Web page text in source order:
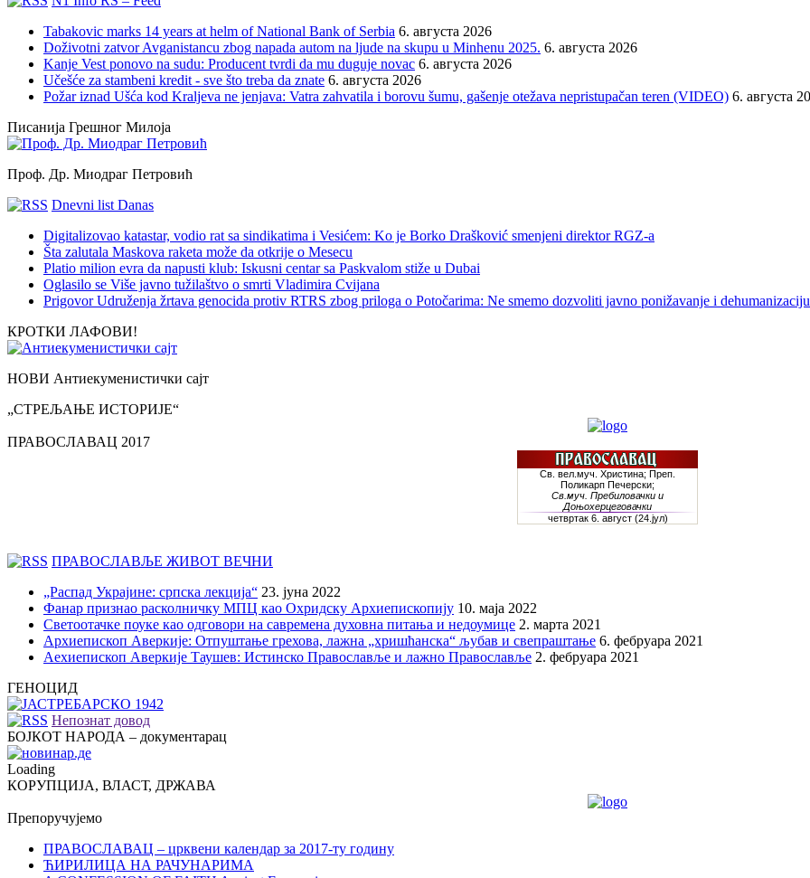
Tabakovic marks 14 years at helm of National Bank of Serbia 6. августа 2026
Doživotni zatvor Avganistancu zbog napada autom na ljude na skupu u Minhenu 2025. 6. августа 2026
Kanje Vest ponovo na sudu: Producent tvrdi da mu duguje novac 6. августа 2026
Učešće za stambeni kredit - sve što treba da znate 6. августа 2026
Požar iznad Ušća kod Kraljeva ne jenjava: Vatra zahvatila i borovu šumu, gašenje otežava nepristupačan teren (VIDEO) 6. августа
Писанија Грешног Милоја
Проф. Др. Миодраг Петровић
Dnevni list Danas
Digitalizovao katastar, vodio rat sa sindikatima i Vesićem: Ko je Borko Drašković smenjeni direktor RGZ-a
Šta zalutala Maskova raketa može da otkrije o Mesecu
Platio milion evra da napusti klub: Iskusni centar sa Paskvalom stiže u Dubai
Oglasilo se Više javno tužilaštvo o smrti Vladimira Cvijana
Prigovor Udruženja žrtava genocida protiv RTRS zbog priloga o Potočarima: Ne smemo dozvoliti javno ponižavanje i
КРОТКИ ЛАФОВИ!
НОВИ Антиекуменистички сајт
„СТРЕЉАЊЕ ИСТОРИЈЕ“
ПРАВОСЛАВАЦ 2017
ПРАВОСЛАВЉЕ ЖИВОТ ВЕЧНИ
„Распад Украјине: српска лекција“ 23. јуна 2022
Фанар признао расколничку МПЦ као Охридску Архиепископију 10. маја 2022
Светоотачке поуке као одговори на савремена духовна питања и недоумице 2. марта 2021
Архиепископ Аверкије: Отпуштање грехова, лажна „хришћанска“ љубав и свепраштање 6. фебруара 2021
Аехиепископ Аверкије Таушев: Истинско Православље и лажно Православље 2. фебруара 2021
ГЕНОЦИД
Непознат довод
БОЈКОТ НАРОДА – документарац
Loading
КОРУПЦИЈА, ВЛАСТ, ДРЖАВА
Препоручујемо
ПРАВОСЛАВАЦ – црквени календар за 2017-ту годину
ЋИРИЛИЦА НА РАЧУНАРИМА